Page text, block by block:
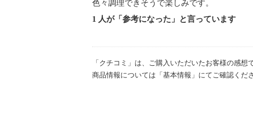
色々調理できそうで楽しみです。
1 人が「参考になった」と言っています
「クチコミ」は、ご購入いただいたお客様の感
商品情報については「基本情報」にてご確認くださ